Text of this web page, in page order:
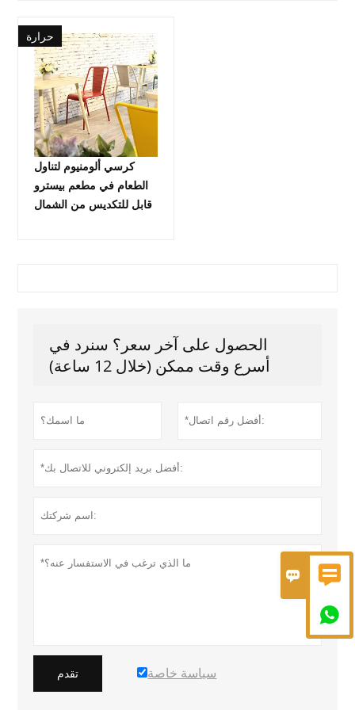
 

حرارة
كرسي ألومنيوم لتناول
الطعام في مطعم بيسترو
قابل للتكديس من الشمال
الحصول على آخر سعر؟ سنرد في
أسرع وقت ممكن (خلال 12 ساعة)
تقدم سياسة خاصة